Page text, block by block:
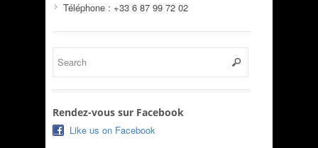
Téléphone : +33 6 87 99 72 02
Rendez-vous sur Facebook
Like us on Facebook